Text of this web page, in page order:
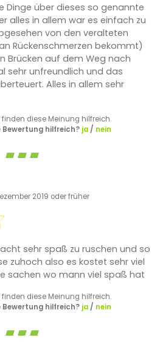
Dinge über dieses so genannte
alles in allem war es einfach zu
von den veralteten
Rückenschmerzen bekommt)
Brücken auf dem Weg nach
sehr unfreundlich und das
Alles in allem sehr
finden diese Meinung hilfreich.
Bewertung hilfreich? ja/ nein
2019 oder früher
sehr spaß zu ruschen und so
zuhoch also es kostet sehr viel
sachen wo mann viel spaß hat
finden diese Meinung hilfreich.
Bewertung hilfreich? ja/ nein